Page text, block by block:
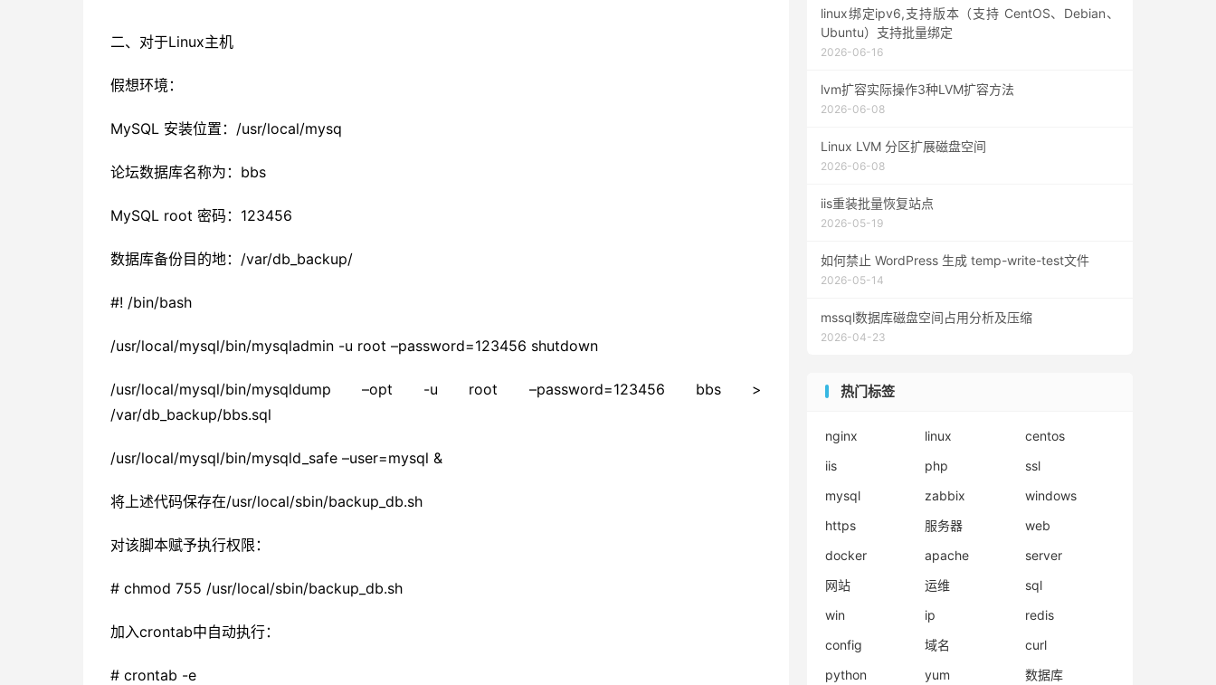
二、对于Linux主机
假想环境：
MySQL 安装位置：/usr/local/mysq
论坛数据库名称为：bbs
MySQL root 密码：123456
数据库备份目的地：/var/db_backup/
#! /bin/bash
/usr/local/mysql/bin/mysqladmin -u root –password=123456 shutdown
/usr/local/mysql/bin/mysqldump –opt -u root –password=123456 bbs >
/var/db_backup/bbs.sql
/usr/local/mysql/bin/mysqld_safe –user=mysql &
将上述代码保存在/usr/local/sbin/backup_db.sh
对该脚本赋予执行权限：
# chmod 755 /usr/local/sbin/backup_db.sh
加入crontab中自动执行：
# crontab -e
linux绑定ipv6,支持版本（支持 CentOS、Debian、
Ubuntu）支持批量绑定
2026-06-16
lvm扩容实际操作3种LVM扩容方法
2026-06-08
Linux LVM 分区扩展磁盘空间
2026-06-08
iis重装批量恢复站点
2026-05-19
如何禁止 WordPress 生成 temp-write-test文件
2026-05-14
mssql数据库磁盘空间占用分析及压缩
2026-04-23
热门标签
nginx linux
centos
iis
php
ssl
mysql
zabbix
windows
https
服务器
web
docker
apache
server
网站
运维
sql
win
ip
redis
config
域名
curl
python
yum
数据库